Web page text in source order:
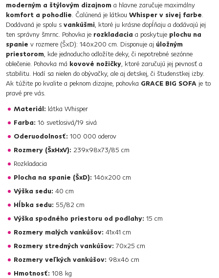
moderným a štýlovým dizajnom a hlavne zaručuje maximálny
komfort a pohodlie. Čalúnená je látkou Whisper v sivej farbe.
Dodávaná je spolu s vankúšmi, ktoré ju krásne dopĺňaju a dodávajú jej
ten správny šmrnc. Pohovka je rozkladacia a poskytuje plochu na
spanie v rozmere (ŠxD): 146x200 cm. Disponuje aj úložným
priestorom, kde jednoducho odložíte deky, či nepotrebné sezónne
oblečenie. Pohovka má kovové nožičky, ktoré zaručujú jej pevnosť a
stabilitu. Hodí sa nielen do obývačky, ale aj detskej, či študenstkej izby.
Ak túžite po kvalite a peknom dizajne, pohovka GRACE BIG SOFA je to
pravé pre vás.
Materiál: látka Whisper
Farba: 16 svetlosivá/19 sivá
Oderuodolnosť: 100 000 oderov
Rozmery (ŠxHxV): 239x98x73/85 cm
Rozkladacia
Plocha na spanie (ŠxD): 146x200 cm
Výška sedu: 40 cm
Hĺbka sedu: 55/82 cm
Výška spodného priestoru od podlahy: 15 cm
Rozmery malých vankúšov: 41x41 cm
Rozmery stredných vankúšov: 70x25 cm
Rozmery veľkých vankúšov: 98x46 cm
Hmotnosť: 108 kg